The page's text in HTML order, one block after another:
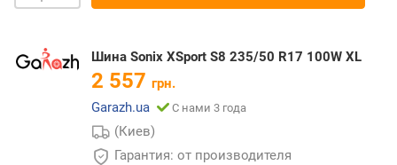
Шина Sonix XSport S8 235/50 R17 100W XL
2 557 грн.
Garazh.ua
С нами 3 года
(Киев)
Гарантия: от производителя